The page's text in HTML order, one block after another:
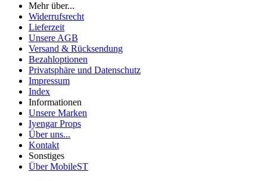
Mehr über...
Widerrufsrecht
Lieferzeit
Unsere AGB
Versand & Rücksendung
Bezahloptionen
Privatsphäre und Datenschutz
Impressum
Index
Informationen
Unsere Marken
Iyengar Props
Über uns...
Kontakt
Sonstiges
Über MobileST